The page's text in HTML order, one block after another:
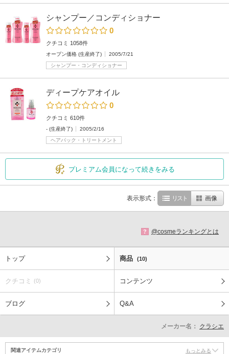
シャンプー／コンディショナー
0
クチコミ 1058件
オープン価格 (生産終了)
2005/7/21
シャンプー・コンディショナー
ディープケアオイル
0
クチコミ 610件
- (生産終了)
2005/2/16
ヘアパック・トリートメント
プレミアム会員になって続きをみる
表示形式： リスト 画像
? @cosmeランキングとは
トップ 商品 (10)
クチコミ (0) コンテンツ
ブログ Q&A
メーカー名： クラシエ
関連アイテムカテゴリ もっとみる